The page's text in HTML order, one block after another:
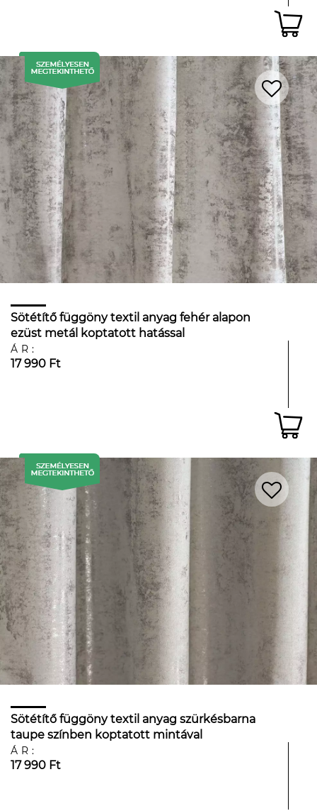
Sötétítő függöny textil anyag fehér alapon
ezüst metál koptatott hatással
ÁR:
17 990 Ft
Sötétítő függöny textil anyag szürkésbarna
taupe színben koptatott mintával
ÁR:
17 990 Ft